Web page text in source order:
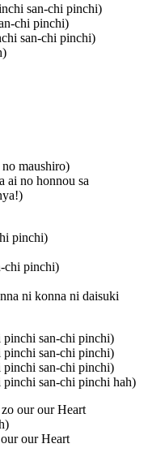
san-chi pinchi)
chi pinchi)
san-chi pinchi)
maushiro)
ai no honnou sa
pinchi)
chi pinchi)
ni konna ni daisuki
pinchi san-chi pinchi)
pinchi san-chi pinchi)
pinchi san-chi pinchi)
san-chi pinchi hah)
zo our our Heart
our Heart